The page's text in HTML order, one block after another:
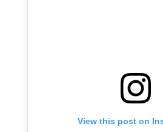
View this post on